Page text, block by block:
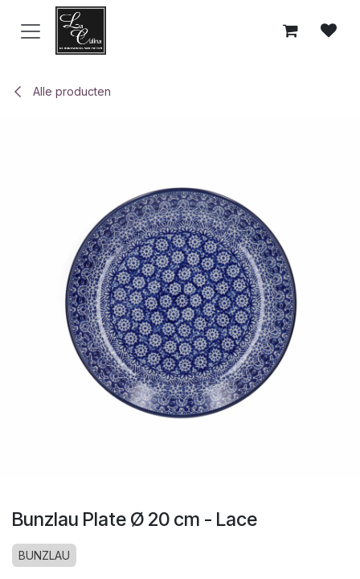
Overslaan naar inhoud
Alle producten
Bunzlau Plate Ø 20 cm - Lace
BUNZLAU